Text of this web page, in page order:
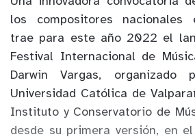
los compositores nacionales
trae para este año 2022 el
Festival Internacional de
Darwin Vargas, organizado
Universidad Católica de
Instituto y Conservatorio de
desde su primera versión, en